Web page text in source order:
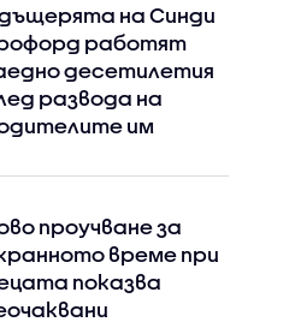
на Синди
работят
десетилетия
развода на
им
проучване за
време при
показва